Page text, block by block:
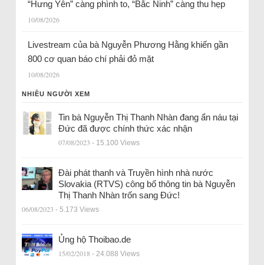
“Hưng Yên” càng phình to, “Bắc Ninh” càng thu hẹp
10/08/2026
Livestream của bà Nguyễn Phương Hằng khiến gần
800 cơ quan báo chí phải đỏ mặt
10/08/2026
NHIỀU NGƯỜI XEM
Tin bà Nguyễn Thị Thanh Nhàn đang ẩn náu tại
Đức đã được chính thức xác nhận
07/08/2023 - 15.100 Views
Đài phát thanh và Truyền hình nhà nước
Slovakia (RTVS) công bố thông tin bà Nguyễn
Thị Thanh Nhàn trốn sang Đức!
06/08/2023 - 5.173 Views
Ủng hộ Thoibao.de
15/02/2018 - 24.088 Views